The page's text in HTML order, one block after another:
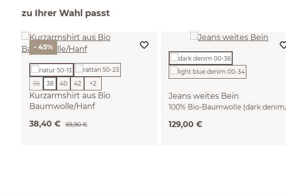
zu Ihrer Wahl passt
- 45%
Kurzarmshirt aus Bio
Baumwolle/Hanf
36 38 40 42 +2
38,40 € 69,90 €
Jeans weites Bein
100% Bio-Baumwolle (dark denim,
129,00 €